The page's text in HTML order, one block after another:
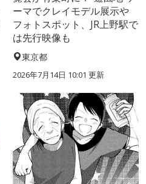
ーマでクレイモデル展示や
フォトスポット、JR上野駅で
は先行映像も
東京都
2026年7月14日 10:01 更新